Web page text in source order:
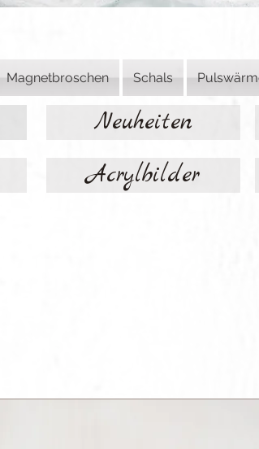
Magnetbroschen Schals
Neuheiten
Acrylbilder